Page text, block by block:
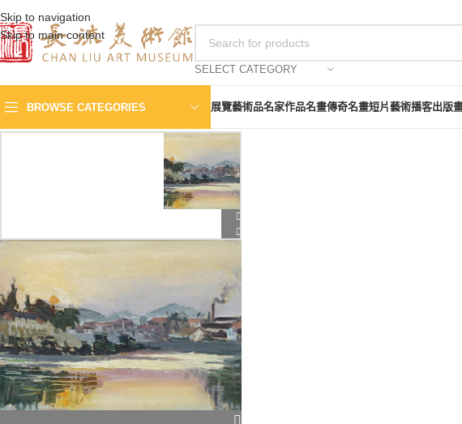
Skip to navigation
Skip to main content
SELECT CATEGORY
BROWSE CATEGORIES 展覽藝術品名家作品名畫傳奇名畫短片藝術播客出版